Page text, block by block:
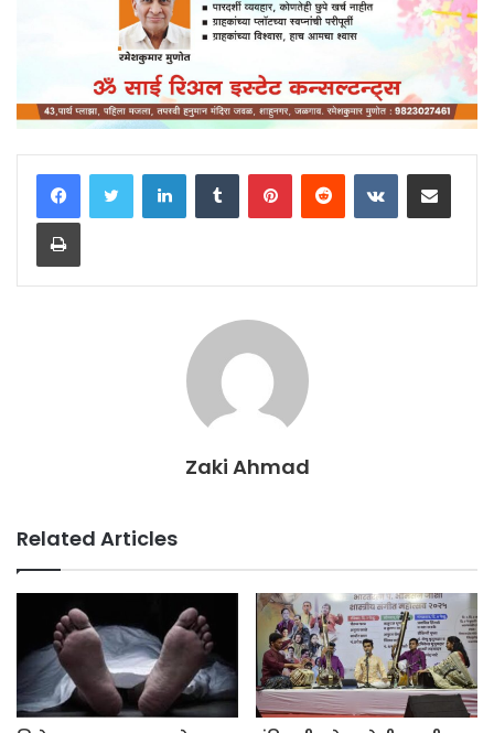
LinkedInTumblr PinterestReddit VKontakteShare via Email
Print
Zaki Ahmad
Related Articles